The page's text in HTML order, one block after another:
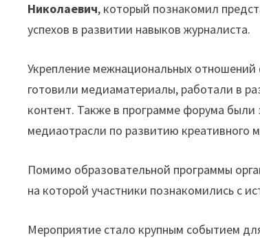
Николаевич, который познакомил
успехов в развитии навыков журналиста.
Укрепление межнациональных отношений
готовили медиаматериалы, работали в
контент. Также в программе форума
медиаотрасли по развитию креативного
Помимо образовательной программы
на которой участники познакомились с
Мероприятие стало крупным событием